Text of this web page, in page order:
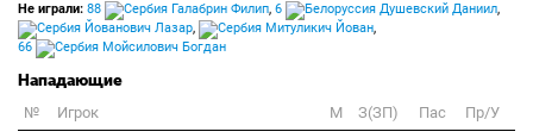
Не играли: 88 Галабрин Филип, 6 Душевский Даниил,
Йованович Лазар, Митуликич Йован,
66
Мойсилович Богдан
Нападающие
№ Игрок M З(ЗП) Пас
Пр/У